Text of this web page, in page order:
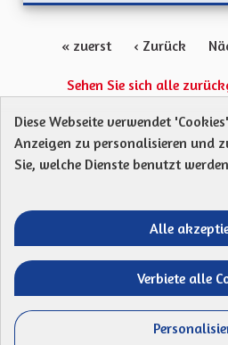
« zuerst ‹ Zurück
Sehen Sie sich alle
Protection des Données
Mentions légales
Standardtitel für
Open Data Dateien
Entre vos
Entre
Website mit
Diese Webseite verwendet
Anzeigen zu personalisieren und
Sie, welche Dienste benutzt
Alle
Verbiete alle